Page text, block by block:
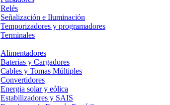
Relés
Señalización e Iluminación
Temporizadores y programadores
Terminales
Alimentadores
Baterias y Cargadores
Cables y Tomas Múltiples
Convertidores
Energia solar y eólica
Estabilizadores y SAIS